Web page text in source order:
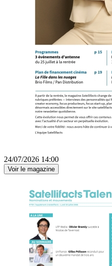
24/07/2026 14:00
Voir le magazine